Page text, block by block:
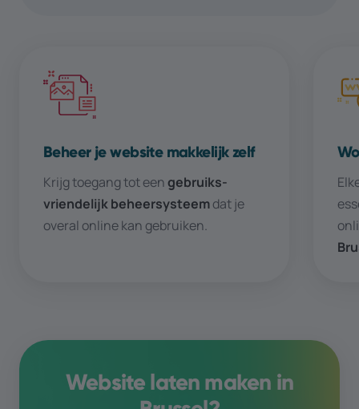
Beheer je website makkelijk zelf
Krijg toegang tot eengebruiks­­
vriendelijk beheer­­systeemdat je
overal online kan gebruiken.
Website laten maken in